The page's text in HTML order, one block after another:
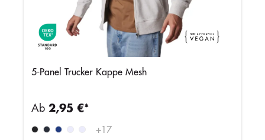
5-Panel Trucker Kappe Mesh
+17
Ab 2,95 €*